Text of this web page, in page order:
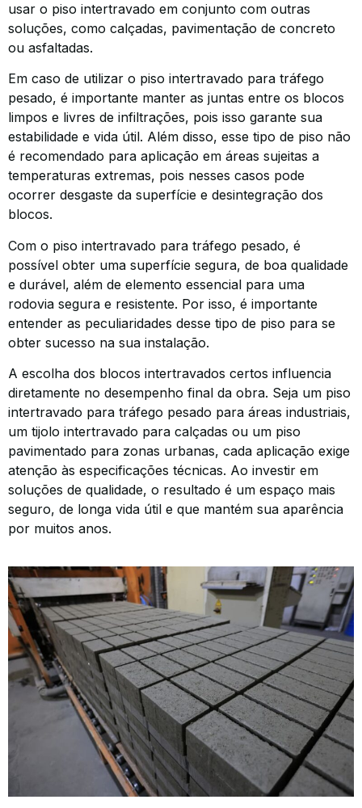
usar o piso intertravado em conjunto com outras
soluções, como calçadas, pavimentação de concreto
ou asfaltadas.
Em caso de utilizar o piso intertravado para tráfego
pesado, é importante manter as juntas entre os blocos
limpos e livres de infiltrações, pois isso garante sua
estabilidade e vida útil. Além disso, esse tipo de piso não
é recomendado para aplicação em áreas sujeitas a
temperaturas extremas, pois nesses casos pode
ocorrer desgaste da superfície e desintegração dos
blocos.
Com o piso intertravado para tráfego pesado, é
possível obter uma superfície segura, de boa qualidade
e durável, além de elemento essencial para uma
rodovia segura e resistente. Por isso, é importante
entender as peculiaridades desse tipo de piso para se
obter sucesso na sua instalação.
A escolha dos blocos intertravados certos influencia
diretamente no desempenho final da obra. Seja um piso
intertravado para tráfego pesado para áreas industriais,
um tijolo intertravado para calçadas ou um piso
pavimentado para zonas urbanas, cada aplicação exige
atenção às especificações técnicas. Ao investir em
soluções de qualidade, o resultado é um espaço mais
seguro, de longa vida útil e que mantém sua aparência
por muitos anos.